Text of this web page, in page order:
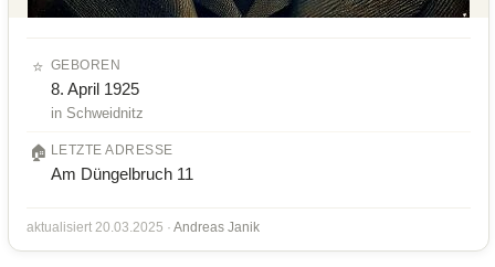
⭐ GEBOREN
8. April 1925
in Schweidnitz
🏠 LETZTE ADRESSE
Am Düngelbruch 11
aktualisiert 20.03.2025 · Andreas Janik